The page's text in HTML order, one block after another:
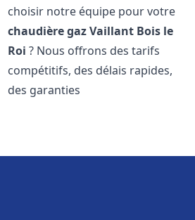
choisir notre équipe pour votre
chaudière gaz Vaillant Bois le
Roi ? Nous offrons des tarifs
compétitifs, des délais rapides,
des garanties